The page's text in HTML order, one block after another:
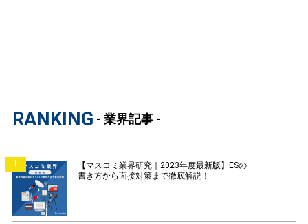
RANKING - 業界記事 -
1
【マスコミ業界研究｜2023年度最新版】ESの
書き方から面接対策まで徹底解説！